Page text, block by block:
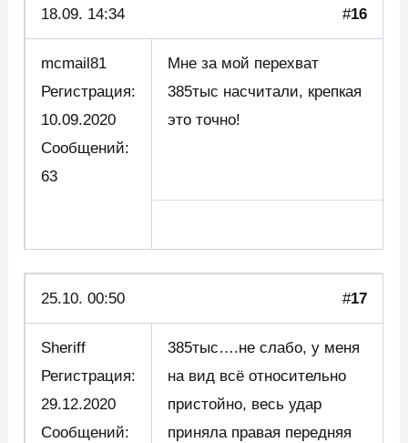
18.09. 14:34 #16
mcmail81
Регистрация:
10.09.2020
Сообщений:
63
Мне за мой перехват
385тыс насчитали, крепкая
это точно!
25.10. 00:50 #17
Sheriff
Регистрация:
29.12.2020
Сообщений:
385тыс….не слабо, у меня
на вид всё относительно
пристойно, весь удар
приняла правая передняя